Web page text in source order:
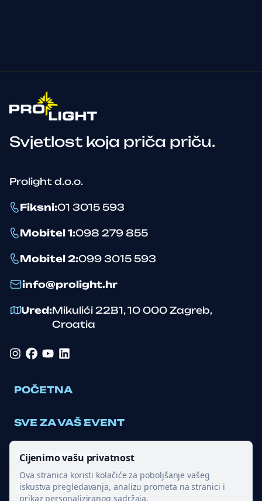
Svjetlost koja priča priču.
Prolight d.o.o.
Fiksni:01 3015 593
Mobitel 1:098 279 855
Mobitel 2:099 3015 593
info@prolight.hr
Ured:Mikulići 22B1,10 000 Zagreb,
Croatia
POČETNA
SVE ZA VAŠ EVENT
LASER SHOW
OPREMA
Cijenimo vašu privatnost
Ova stranica koristi kolačiće za poboljšanje vašeg
iskustva pregledavanja, analizu prometa na stranici i
prikaz personaliziranog sadržaja.